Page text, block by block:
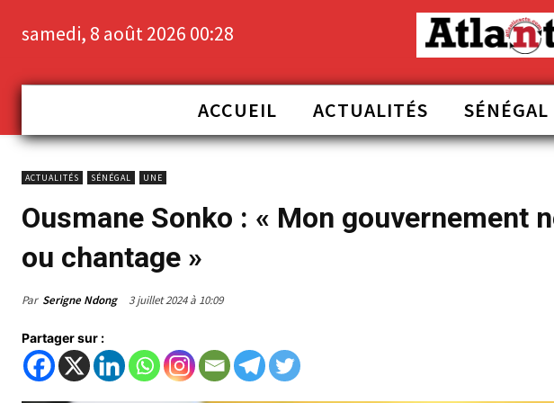
samedi, 8 août 2026 00:28
ACCUEIL ACTUALITÉS SÉNÉGAL
ACTUALITÉS SÉNÉGAL UNE
Ousmane Sonko : « Mon gouvernement
ou chantage »
Par Serigne Ndong 3 juillet 2024 à 10:09
Partager sur :